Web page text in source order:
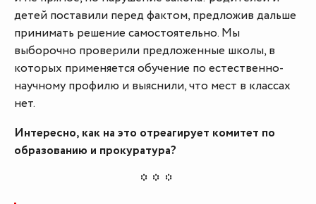
детей поставили перед фактом, предложив дальше
принимать решение самостоятельно. Мы
выборочно проверили предложенные школы, в
которых применяется обучение по естественно-
научному профилю и выяснили, что мест в классах
нет.
Интересно, как на это отреагирует комитет по
образованию и прокуратура?